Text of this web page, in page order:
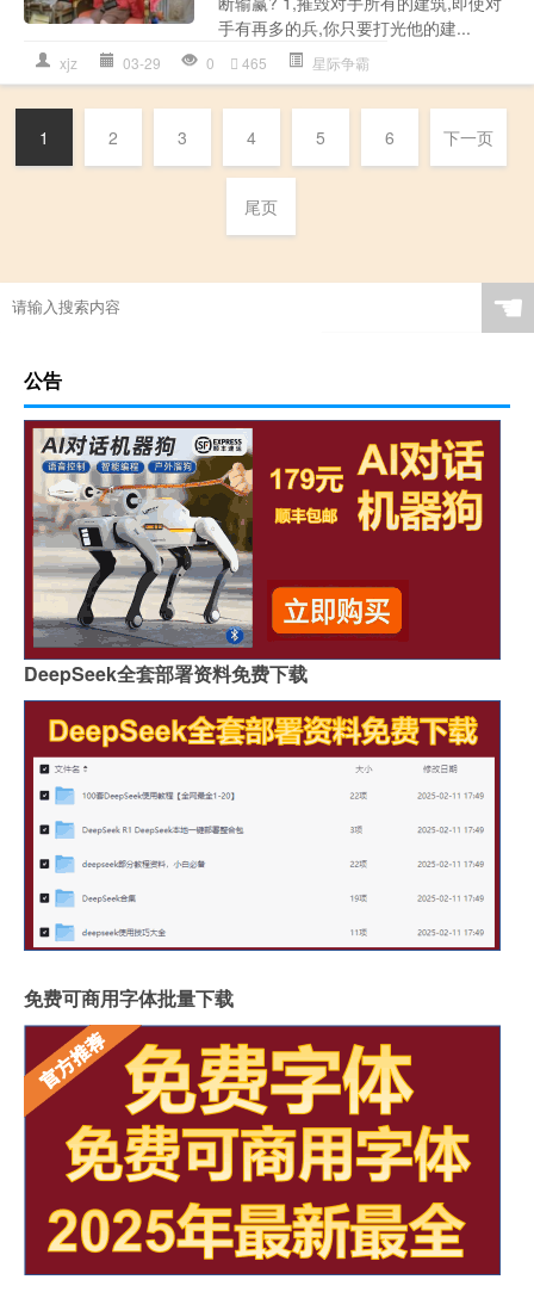
手有再多的兵,你只要打光他的建...
xjz 03-29 0 465 星际争霸
1 2 3 4 5 6 下一页
尾页
☚
公告
DeepSeek全套部署资料免费下载
免费可商用字体批量下载